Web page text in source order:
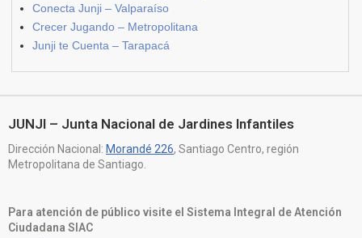
Conecta Junji – Valparaíso
Crecer Jugando – Metropolitana
Junji te Cuenta – Tarapacá
JUNJI – Junta Nacional de Jardines Infantiles
Dirección Nacional: Morandé 226, Santiago Centro, región
Metropolitana de Santiago.
Para atención de público visite el Sistema Integral de Atención
Ciudadana SIAC